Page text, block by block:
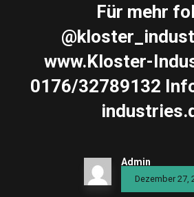
Für mehr
www.Kloster-
0176/32789132
Admin
Dezember 27,